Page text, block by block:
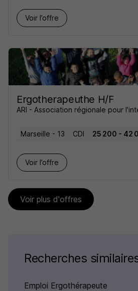
Voir l’offre
Ergotherapeuthe H/F
ARI - Association régionale pour
Marseille - 13 CDI 25 200 - 42
Voir l’offre
Voir plus d'offres
Recherches
Emploi Ergothérapeute